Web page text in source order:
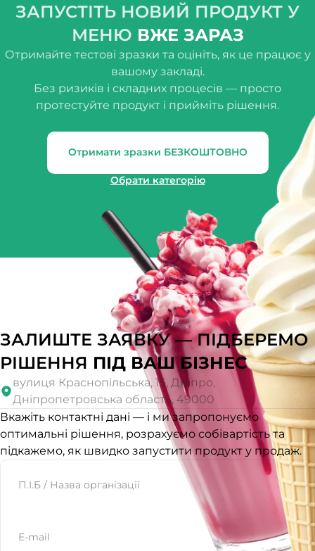
ЗАПУСТІТЬ НОВИЙ ПРОДУКТ У
МЕНЮ ВЖЕ ЗАРАЗ
Отримайте тестові зразки та оцініть, як це працює у
вашому закладі.
Без ризиків і складних процесів — просто
протестуйте продукт і прийміть рішення.
Отримати зразки БЕЗКОШТОВНО
Обрати категорію
ЗАЛИШТЕ ЗАЯВКУ — ПІДБЕРЕМО
РІШЕННЯ ПІД ВАШ БІЗНЕС
вулиця Краснопільська, 15, Дніпро,
Дніпропетровська область, 49000
Вкажіть контактні дані — і ми запропонуємо
оптимальні рішення, розрахуємо собівартість та
підкажемо, як швидко запустити продукт у продаж.
П.І.Б / Назва організації
E-mail
Website